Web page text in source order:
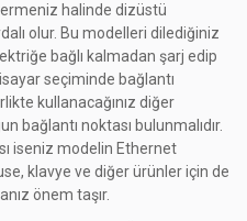
halinde dizüstü
olur. Bu modelleri dilediğiniz
bağlı kalmadan şarj edip
seçiminde bağlantı
kullanacağınız diğer
bağlantı noktası bulunmalıdır.
iseniz modelin Ethernet
klavye ve diğer ürünler için de
önem taşır.